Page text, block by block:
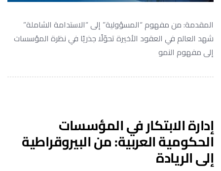
المقدمة: من مفهوم “المسؤولية” إلى “الاستدامة الشاملة”
شهد العالم في العقود الأخيرة تحوّلًا جذريًا في نظرة المؤسسات
إلى مفهوم النمو
إدارة الابتكار في المؤسسات
الحكومية العربية: من البيروقراطية
إلى الريادة